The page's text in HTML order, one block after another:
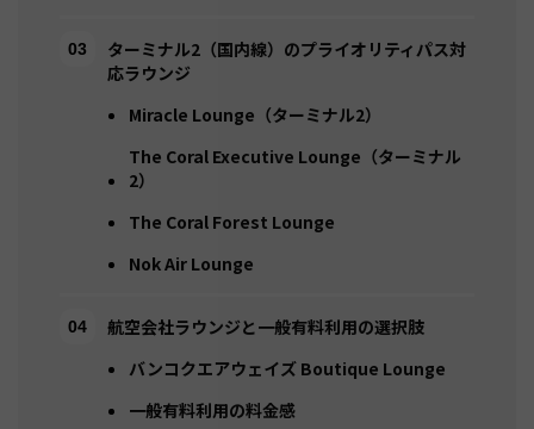
ターミナル2（国内線）のプライオリティパス対
応ラウンジ
Miracle Lounge（ターミナル2）
The Coral Executive Lounge（ターミナル
2）
The Coral Forest Lounge
Nok Air Lounge
航空会社ラウンジと一般有料利用の選択肢
バンコクエアウェイズ Boutique Lounge
一般有料利用の料金感